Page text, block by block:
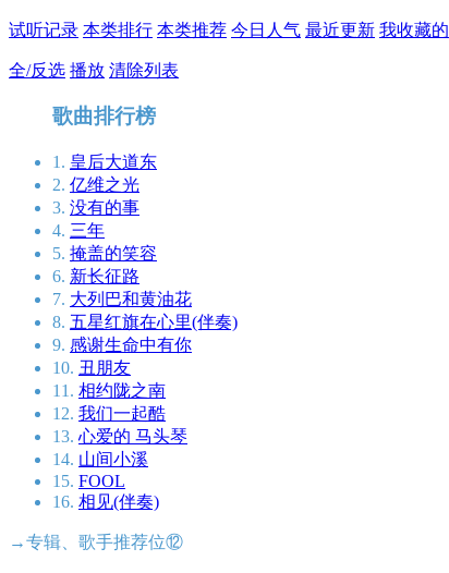
试听记录 本类排行 本类推荐 今日人气 最近更新 我收藏的
全/反选 播放 清除列表
歌曲排行榜
1. 皇后大道东
2. 亿维之光
3. 没有的事
4. 三年
5. 掩盖的笑容
6. 新长征路
7. 大列巴和黄油花
8. 五星红旗在心里(伴奏)
9. 感谢生命中有你
10. 丑朋友
11. 相约陇之南
12. 我们一起酷
13. 心爱的 马头琴
14. 山间小溪
15. FOOL
16. 相见(伴奏)
→专辑、歌手推荐位⑫